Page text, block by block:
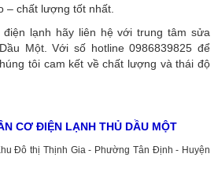
– chất lượng tốt nhất.
lạnh hãy liên hệ với trung tâm sửa
Một. Với số hotline 0986839825 để
tôi cam kết về chất lượng và thái độ
CƠ ĐIỆN LẠNH THỦ DẦU MỘT
Đô thị Thịnh Gia - Phường Tân Định - Huyện